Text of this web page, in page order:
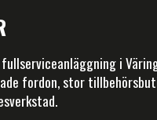
i
fordon, stor